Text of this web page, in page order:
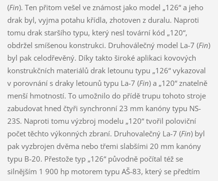
(Fin). Ten přitom vešel ve známost jako model „126“ a jeho
drak byl, vyjma potahu křídla, zhotoven z duralu. Naproti
tomu drak staršího typu, který nesl tovární kód „120“,
obdržel smíšenou konstrukci. Druhoválečný model La-7 (Fin)
byl pak celodřevěný. Díky takto široké aplikaci kovových
konstrukčních materiálů drak letounu typu „126“ vykazoval
v porovnání s draky letounů typu La-7 (Fin) a „120“ znatelně
menší hmotností. To umožnilo do přídě trupu tohoto stroje
zabudovat hned čtyři synchronní 23 mm kanóny typu NS-
23S. Naproti tomu výzbroj modelu „120“ tvořil poloviční
počet těchto výkonných zbraní. Druhovalečný La-7 (Fin) byl
pak vyzbrojen dvěma nebo třemi slabšími 20 mm kanóny
typu B-20. Přestože typ „126“ původně počítal též se
silnějším 1 900 hp motorem typu AŠ-83, který se předtím